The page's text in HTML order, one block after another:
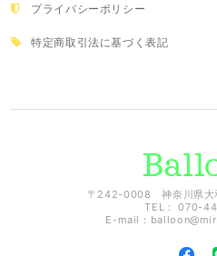
プライバシーポリシー
特定商取引法に基づく表記
〒242-0008 神奈川県大
TEL： 070-
E-mail：